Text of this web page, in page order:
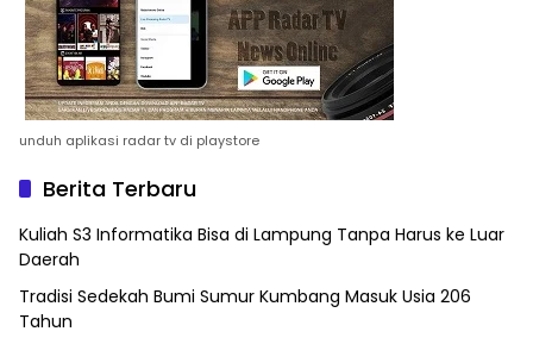
unduh aplikasi radar tv di playstore
Berita Terbaru
Kuliah S3 Informatika Bisa di Lampung Tanpa Harus ke Luar
Daerah
Tradisi Sedekah Bumi Sumur Kumbang Masuk Usia 206
Tahun